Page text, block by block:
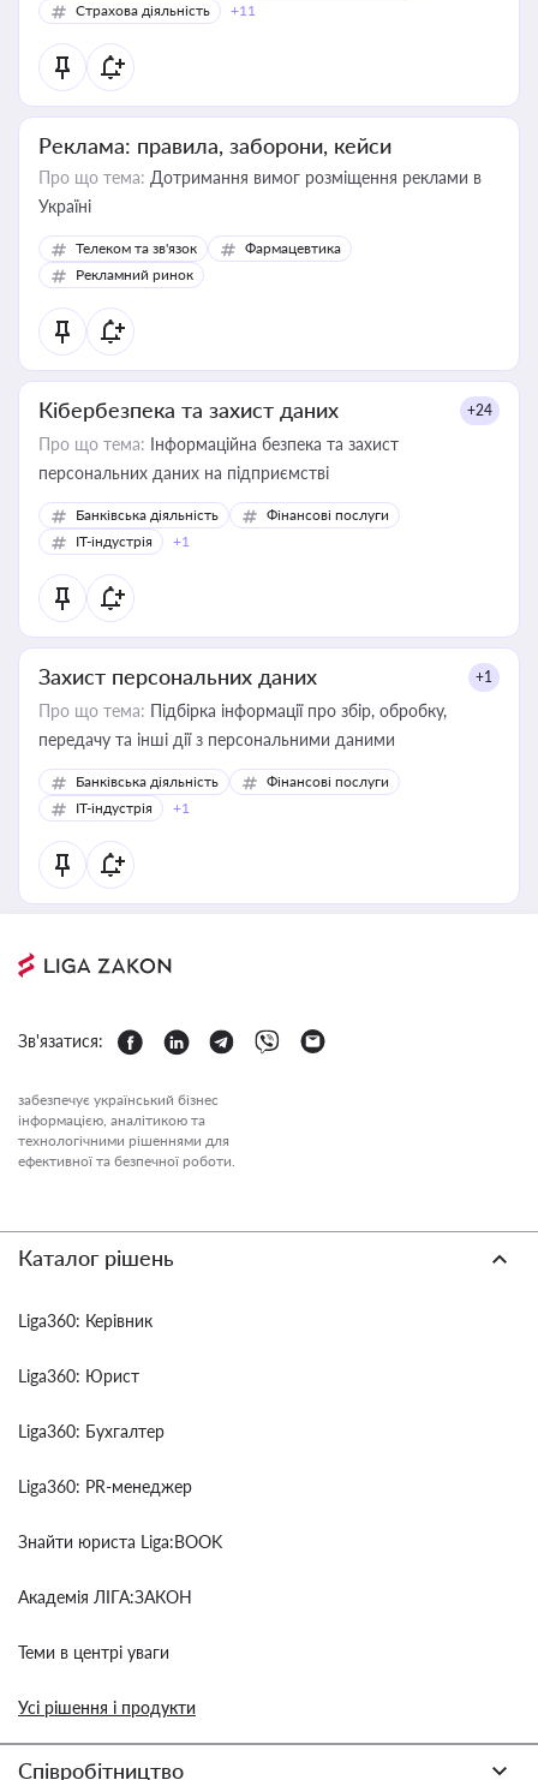
Страхова діяльність
+11
Реклама: правила, заборони, кейси
Про що тема: Дотримання вимог розміщення реклами в
Україні
Телеком та зв'язок
Фармацевтика
Рекламний ринок
Кібербезпека та захист даних +24
Про що тема: Інформаційна безпека та захист
персональних даних на підприємстві
Банківська діяльність
Фінансові послуги
IT-індустрія
+1
Захист персональних даних +1
Про що тема: Підбірка інформації про збір, обробку,
передачу та інші дії з персональними даними
Банківська діяльність
Фінансові послуги
IT-індустрія
+1
Зв'язатися:
забезпечує український бізнес
інформацією, аналітикою та
технологічними рішеннями для
ефективної та безпечної роботи.
Каталог рішень
Liga360: Керівник
Liga360: Юрист
Liga360: Бухгалтер
Liga360: PR-менеджер
Знайти юриста Liga:BOOK
Академія ЛІГА:ЗАКОН
Теми в центрі уваги
Усі рішення і продукти
Співробітництво